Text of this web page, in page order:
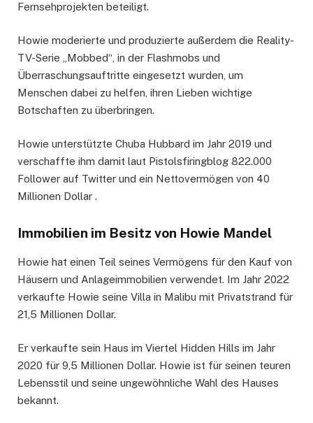
Fernsehprojekten beteiligt.
Howie moderierte und produzierte außerdem die Reality-
TV-Serie „Mobbed“, in der Flashmobs und
Überraschungsauftritte eingesetzt wurden, um
Menschen dabei zu helfen, ihren Lieben wichtige
Botschaften zu überbringen.
Howie unterstützte Chuba Hubbard im Jahr 2019 und
verschaffte ihm damit laut Pistolsfiringblog 822.000
Follower auf Twitter und ein Nettovermögen von 40
Millionen Dollar .
Immobilien im Besitz von Howie Mandel
Howie hat einen Teil seines Vermögens für den Kauf von
Häusern und Anlageimmobilien verwendet. Im Jahr 2022
verkaufte Howie seine Villa in Malibu mit Privatstrand für
21,5 Millionen Dollar.
Er verkaufte sein Haus im Viertel Hidden Hills im Jahr
2020 für 9,5 Millionen Dollar. Howie ist für seinen teuren
Lebensstil und seine ungewöhnliche Wahl des Hauses
bekannt.